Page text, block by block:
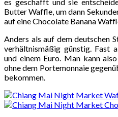
Butter Waffle, um dann
auf eine Chocolate Banana
Anders als auf dem deutschen
verhältnismäßig günstig. Fast
und einem Euro. Man kann
ohne dem Portemonnaie
bekommen.